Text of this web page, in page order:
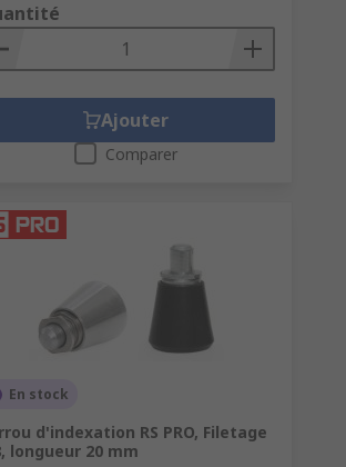
Ajouter
Comparer
En stock
d'indexation RS PRO, Filetage
longueur 20 mm